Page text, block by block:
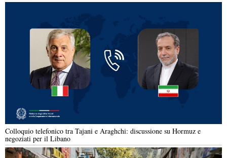
Colloquio telefonico tra Tajani e Araghchi: discussione su Hormuz e
negoziati per il Libano